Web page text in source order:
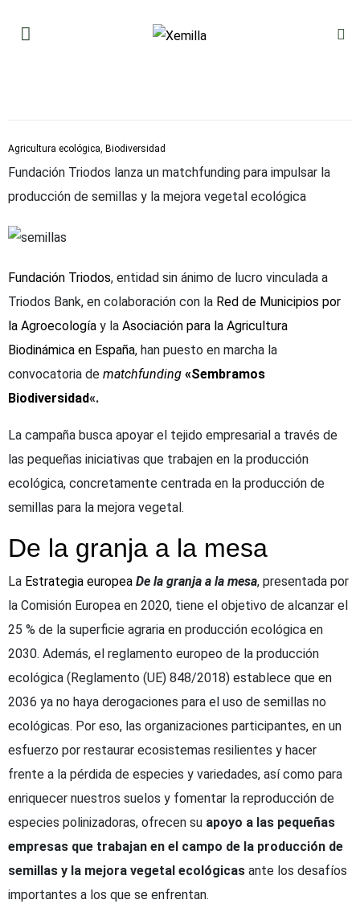
Agricultura ecológica, Biodiversidad
Fundación Triodos lanza un matchfunding para impulsar la
producción de semillas y la mejora vegetal ecológica
Fundación Triodos, entidad sin ánimo de lucro vinculada a
Triodos Bank, en colaboración con la Red de Municipios por
la Agroecología y la Asociación para la Agricultura
Biodinámica en España, han puesto en marcha la
convocatoria de matchfunding «Sembramos
Biodiversidad«.
La campaña busca apoyar el tejido empresarial a través de
las pequeñas iniciativas que trabajen en la producción
ecológica, concretamente centrada en la producción de
semillas para la mejora vegetal.
De la granja a la mesa
La Estrategia europea De la granja a la mesa, presentada por
la Comisión Europea en 2020, tiene el objetivo de alcanzar el
25 % de la superficie agraria en producción ecológica en
2030. Además, el reglamento europeo de la producción
ecológica (Reglamento (UE) 848/2018) establece que en
2036 ya no haya derogaciones para el uso de semillas no
ecológicas. Por eso, las organizaciones participantes, en un
esfuerzo por restaurar ecosistemas resilientes y hacer
frente a la pérdida de especies y variedades, así como para
enriquecer nuestros suelos y fomentar la reproducción de
especies polinizadoras, ofrecen su apoyo a las pequeñas
empresas que trabajan en el campo de la producción de
semillas y la mejora vegetal ecológicas ante los desafíos
importantes a los que se enfrentan.